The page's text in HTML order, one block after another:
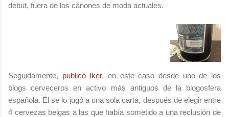
debut, fuera de los cánones de moda actuales.
Seguidamente, publicó Iker, en este caso desde uno de los
blogs cerveceros en activo más antiguos de la blogosfera
española. Él se lo jugó a una sola carta, después de elegir entre
4 cervezas belgas a las que había sometido a una reclusión de